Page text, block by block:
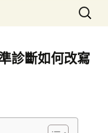
搜
尋
鍵
字:
診斷如何改寫